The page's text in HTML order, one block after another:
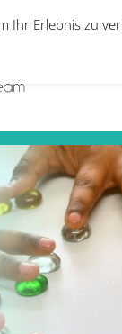
Ihr Erlebnis zu